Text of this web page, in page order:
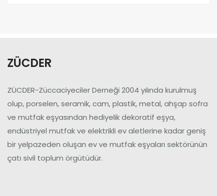
ZÜCDER
ZÜCDER-Züccaciyeciler Derneği 2004 yılında kurulmuş
olup, porselen, seramik, cam, plastik, metal, ahşap sofra
ve mutfak eşyasından hediyelik dekoratif eşya,
endüstriyel mutfak ve elektrikli ev aletlerine kadar geniş
bir yelpazeden oluşan ev ve mutfak eşyaları sektörünün
çatı sivil toplum örgütüdür.